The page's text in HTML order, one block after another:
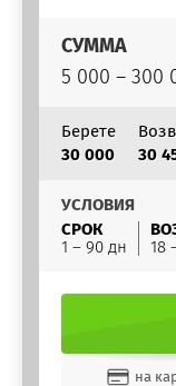
СУММА
5 000 – 300
Берете
30 000
30
УСЛОВИЯ
СРОК
1 – 90 дн
18
на